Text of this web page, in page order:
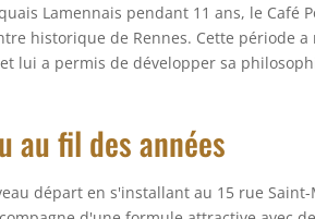
Lamennais pendant 11 ans, le Café
historique de Rennes. Cette période
lui a permis de développer sa
au fil des années
départ en s'installant au 15 rue